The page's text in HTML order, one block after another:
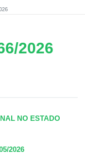
2026
NO ESTADO
2026